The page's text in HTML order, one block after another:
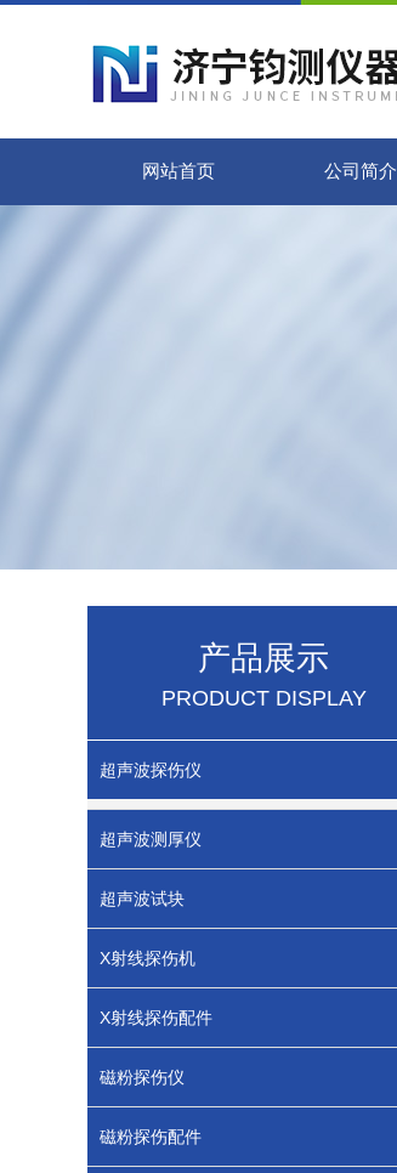
网站首页 公司简介
产品展示
PRODUCT DISPLAY
超声波探伤仪
超声波测厚仪
超声波试块
X射线探伤机
X射线探伤配件
磁粉探伤仪
磁粉探伤配件